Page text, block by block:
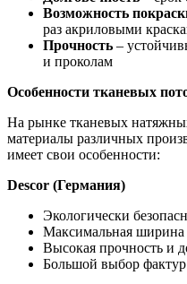
Возможность
раз акриловыми
Прочность –
и проколам
Особенности тканевых
На рынке тканевых
материалы различных
имеет свои особенности:
Descor (Германия)
Экологически
Максимальная ширина
Высокая прочность и
Большой выбор фактур